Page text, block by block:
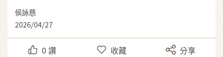
侯詠慈
2026/04/27
0 讚 收藏 分享